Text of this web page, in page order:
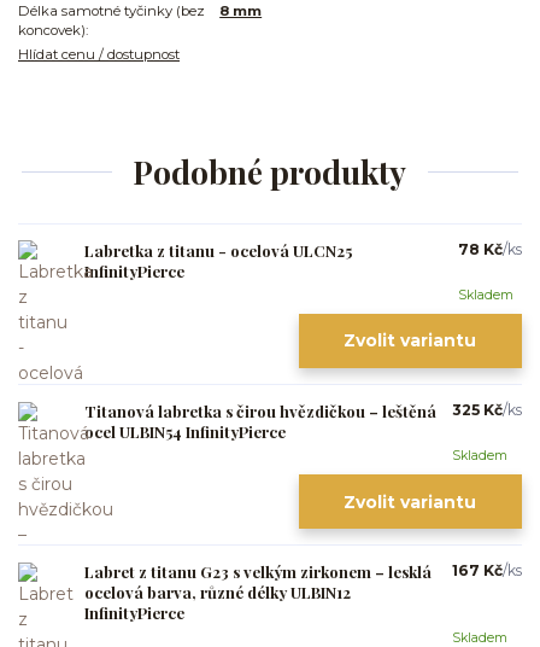
Délka samotné tyčinky (bez
koncovek):
8 mm
Hlídat cenu / dostupnost
Podobné produkty
Labretka z titanu - ocelová ULCN25
InfinityPierce
78 Kč/ks
Skladem
Zvolit variantu
Titanová labretka s čirou hvězdičkou – leštěná
ocel ULBIN54 InfinityPierce
325 Kč/ks
Skladem
Zvolit variantu
Labret z titanu G23 s velkým zirkonem – lesklá
ocelová barva, různé délky ULBIN12
InfinityPierce
167 Kč/ks
Skladem